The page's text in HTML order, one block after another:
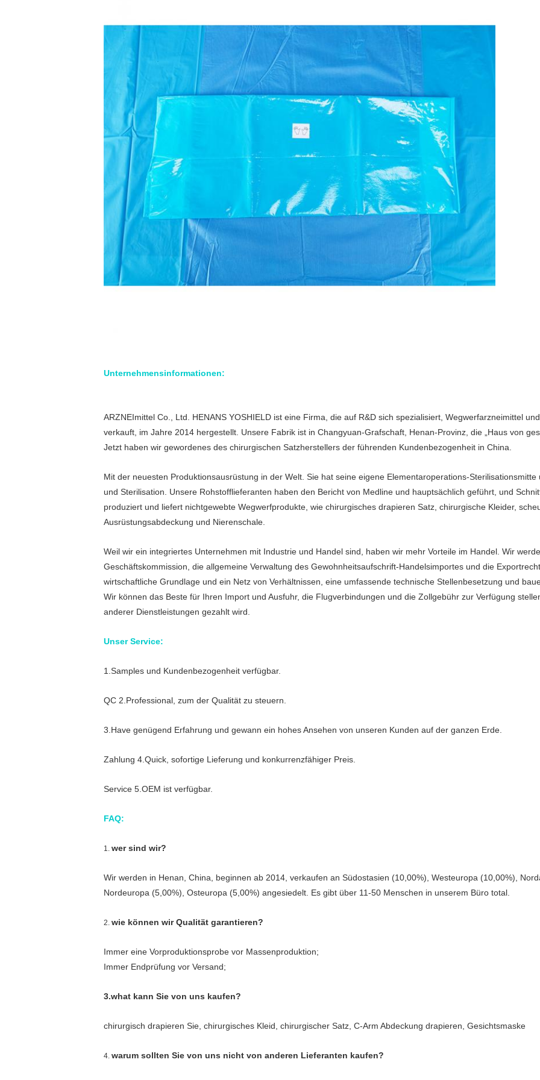
Unternehmensinformationen:
ARZNEImittel Co., Ltd. HENANS YOSHIELD ist eine Firma, die auf R&D sich spezialisiert, Wegwerfarzneimittel
verkauft, im Jahre 2014 hergestellt. Unsere Fabrik ist in Changyuan-Grafschaft, Henan-Provinz, die „Haus von
Jetzt haben wir gewordenes des chirurgischen Satzherstellers der führenden Kundenbezogenheit in China.
Mit der neuesten Produktionsausrüstung in der Welt. Sie hat seine eigene Elementaroperations-
und Sterilisation. Unsere Rohstofflieferanten haben den Bericht von Medline und hauptsächlich geführt, und
produziert und liefert nichtgewebte Wegwerfprodukte, wie chirurgisches drapieren Satz, chirurgische Kleider,
Ausrüstungsabdeckung und Nierenschale.
Weil wir ein integriertes Unternehmen mit Industrie und Handel sind, haben wir mehr Vorteile im Handel. Wir
Geschäftskommission, die allgemeine Verwaltung des Gewohnheitsaufschrift-Handelsimportes und die
wirtschaftliche Grundlage und ein Netz von Verhältnissen, eine umfassende technische Stellenbesetzung und
Wir können das Beste für Ihren Import und Ausfuhr, die Flugverbindungen und die Zollgebühr zur Verfügung
anderer Dienstleistungen gezahlt wird.
Unser Service:
1.Samples und Kundenbezogenheit verfügbar.
QC 2.Professional, zum der Qualität zu steuern.
3.Have genügend Erfahrung und gewann ein hohes Ansehen von unseren Kunden auf der ganzen Erde.
Zahlung 4.Quick, sofortige Lieferung und konkurrenzfähiger Preis.
Service 5.OEM ist verfügbar.
FAQ:
1. wer sind wir?
Wir werden in Henan, China, beginnen ab 2014, verkaufen an Südostasien (10,00%), Westeuropa (10,00%),
Nordeuropa (5,00%), Osteuropa (5,00%) angesiedelt. Es gibt über 11-50 Menschen in unserem Büro total.
2. wie können wir Qualität garantieren?
Immer eine Vorproduktionsprobe vor Massenproduktion;
Immer Endprüfung vor Versand;
3.what kann Sie von uns kaufen?
chirurgisch drapieren Sie, chirurgisches Kleid, chirurgischer Satz, C-Arm Abdeckung drapieren, Gesichtsmaske
4. warum sollten Sie von uns nicht von anderen Lieferanten kaufen?